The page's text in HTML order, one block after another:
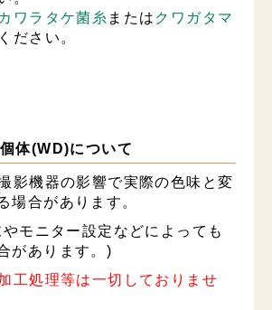
カワラタケ菌糸 または クワガタマ
ださい。
体(WD)について
影機器の影響で実際の色味と変
場合があります。
モニター設定などによっても
があります。)
工処理等は一切しておりませ